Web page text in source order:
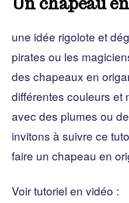
une idée rigolote et
pirates ou les
des chapeaux en
différentes couleurs et
avec des plumes ou
invitons à suivre ce
faire un chapeau en
Voir tutoriel en vidéo :